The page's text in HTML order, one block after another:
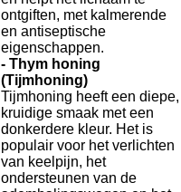
ontgiften, met kalmerende
en antiseptische
eigenschappen.
- Thym honing
(Tijmhoning)
Tijmhoning heeft een diepe,
kruidige smaak met een
donkerdere kleur. Het is
populair voor het verlichten
van keelpijn, het
ondersteunen van de